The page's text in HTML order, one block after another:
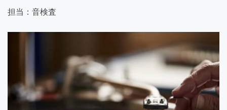
担当：音検査